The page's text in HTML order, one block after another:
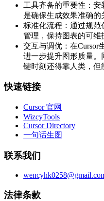
工具齐备的重要性：安
是确保生成效果准确的
标准化流程：通过规
管理，保持图表的可维
交互与调优：在Cursor
进一步提升图形质量
键时刻还得靠人类，但
快速链接
Cursor 官网
WizcyTools
Cursor Directory
一句话生图
联系我们
法律条款